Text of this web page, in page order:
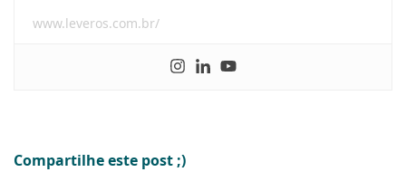
www.leveros.com.br/
Compartilhe este post ;)